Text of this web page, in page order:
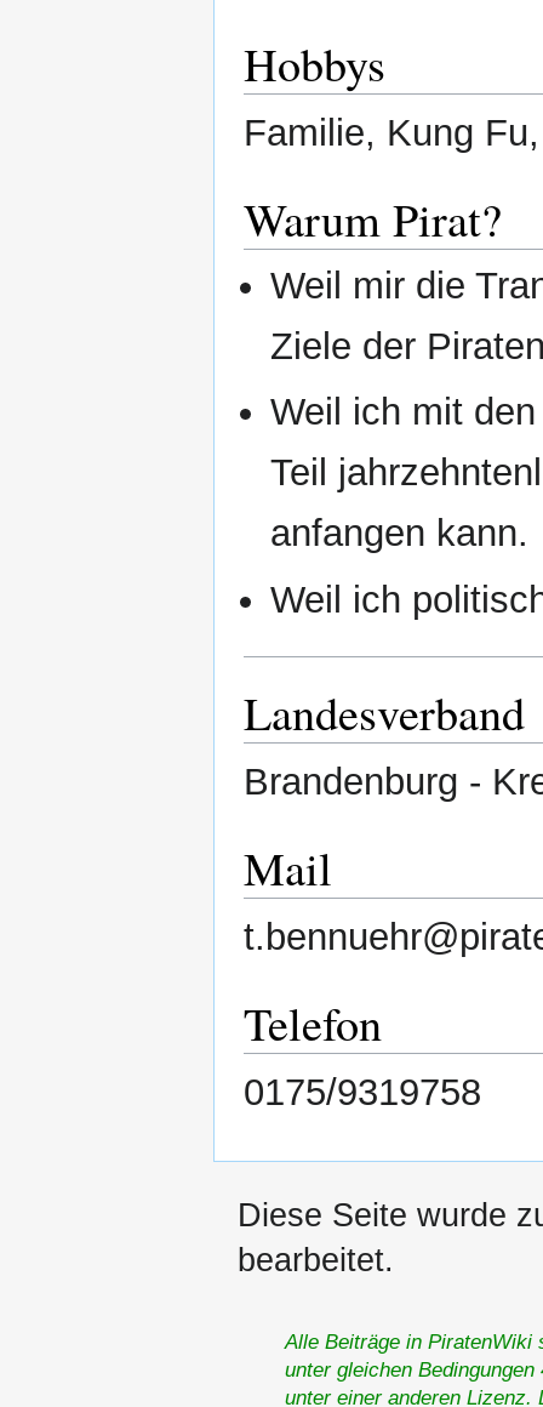
Hobbys
Familie, Kung
Warum Pirat?
Weil mir die
Ziele der
Weil ich mit
Teil
anfangen kann.
Weil ich
Landesverband
Brandenburg -
Mail
Telefon
0175/9319758
Diese Seite wurde
bearbeitet.
Alle Beiträge in PiratenWiki
unter gleichen
unter einer anderen